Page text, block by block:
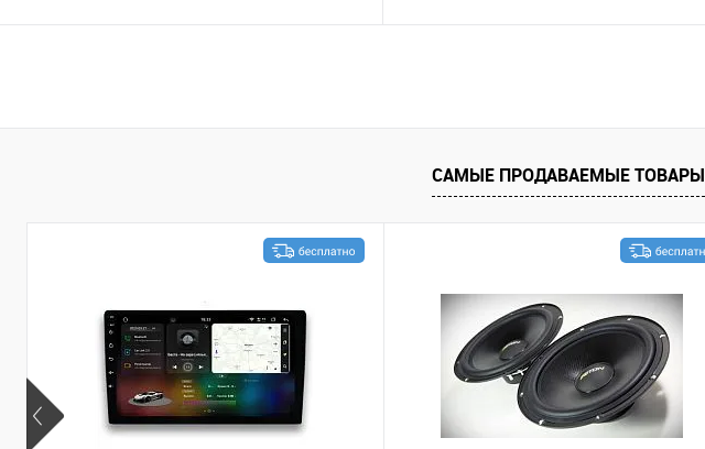
Сравнение В избранное Сравнение В избранное
САМЫЕ ПРОДАВАЕМЫЕ ТОВАРЫ